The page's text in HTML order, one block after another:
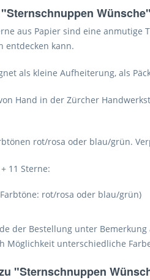
Wünsche"
aus Papier sind eine
entdecken kann.
als kleine Aufheiterung, als
Hand in der Zürcher
rot/rosa oder blau/grün.
11 Sterne:
rot/rosa oder blau/grün)
der Bestellung unter
Möglichkeit unterschiedliche
"Sternschnuppen